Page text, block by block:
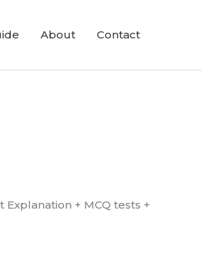
About Contact
Explanation + MCQ tests +